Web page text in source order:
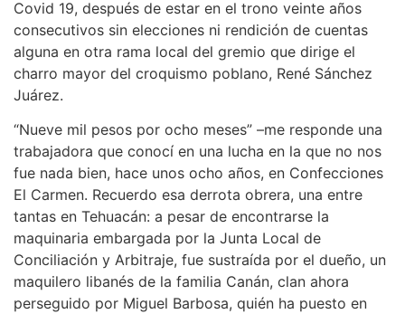
Covid 19, después de estar en el trono veinte años
consecutivos sin elecciones ni rendición de cuentas
alguna en otra rama local del gremio que dirige el
charro mayor del croquismo poblano, René Sánchez
Juárez.
“Nueve mil pesos por ocho meses” –me responde una
trabajadora que conocí en una lucha en la que no nos
fue nada bien, hace unos ocho años, en Confecciones
El Carmen. Recuerdo esa derrota obrera, una entre
tantas en Tehuacán: a pesar de encontrarse la
maquinaria embargada por la Junta Local de
Conciliación y Arbitraje, fue sustraída por el dueño, un
maquilero libanés de la familia Canán, clan ahora
perseguido por Miguel Barbosa, quién ha puesto en